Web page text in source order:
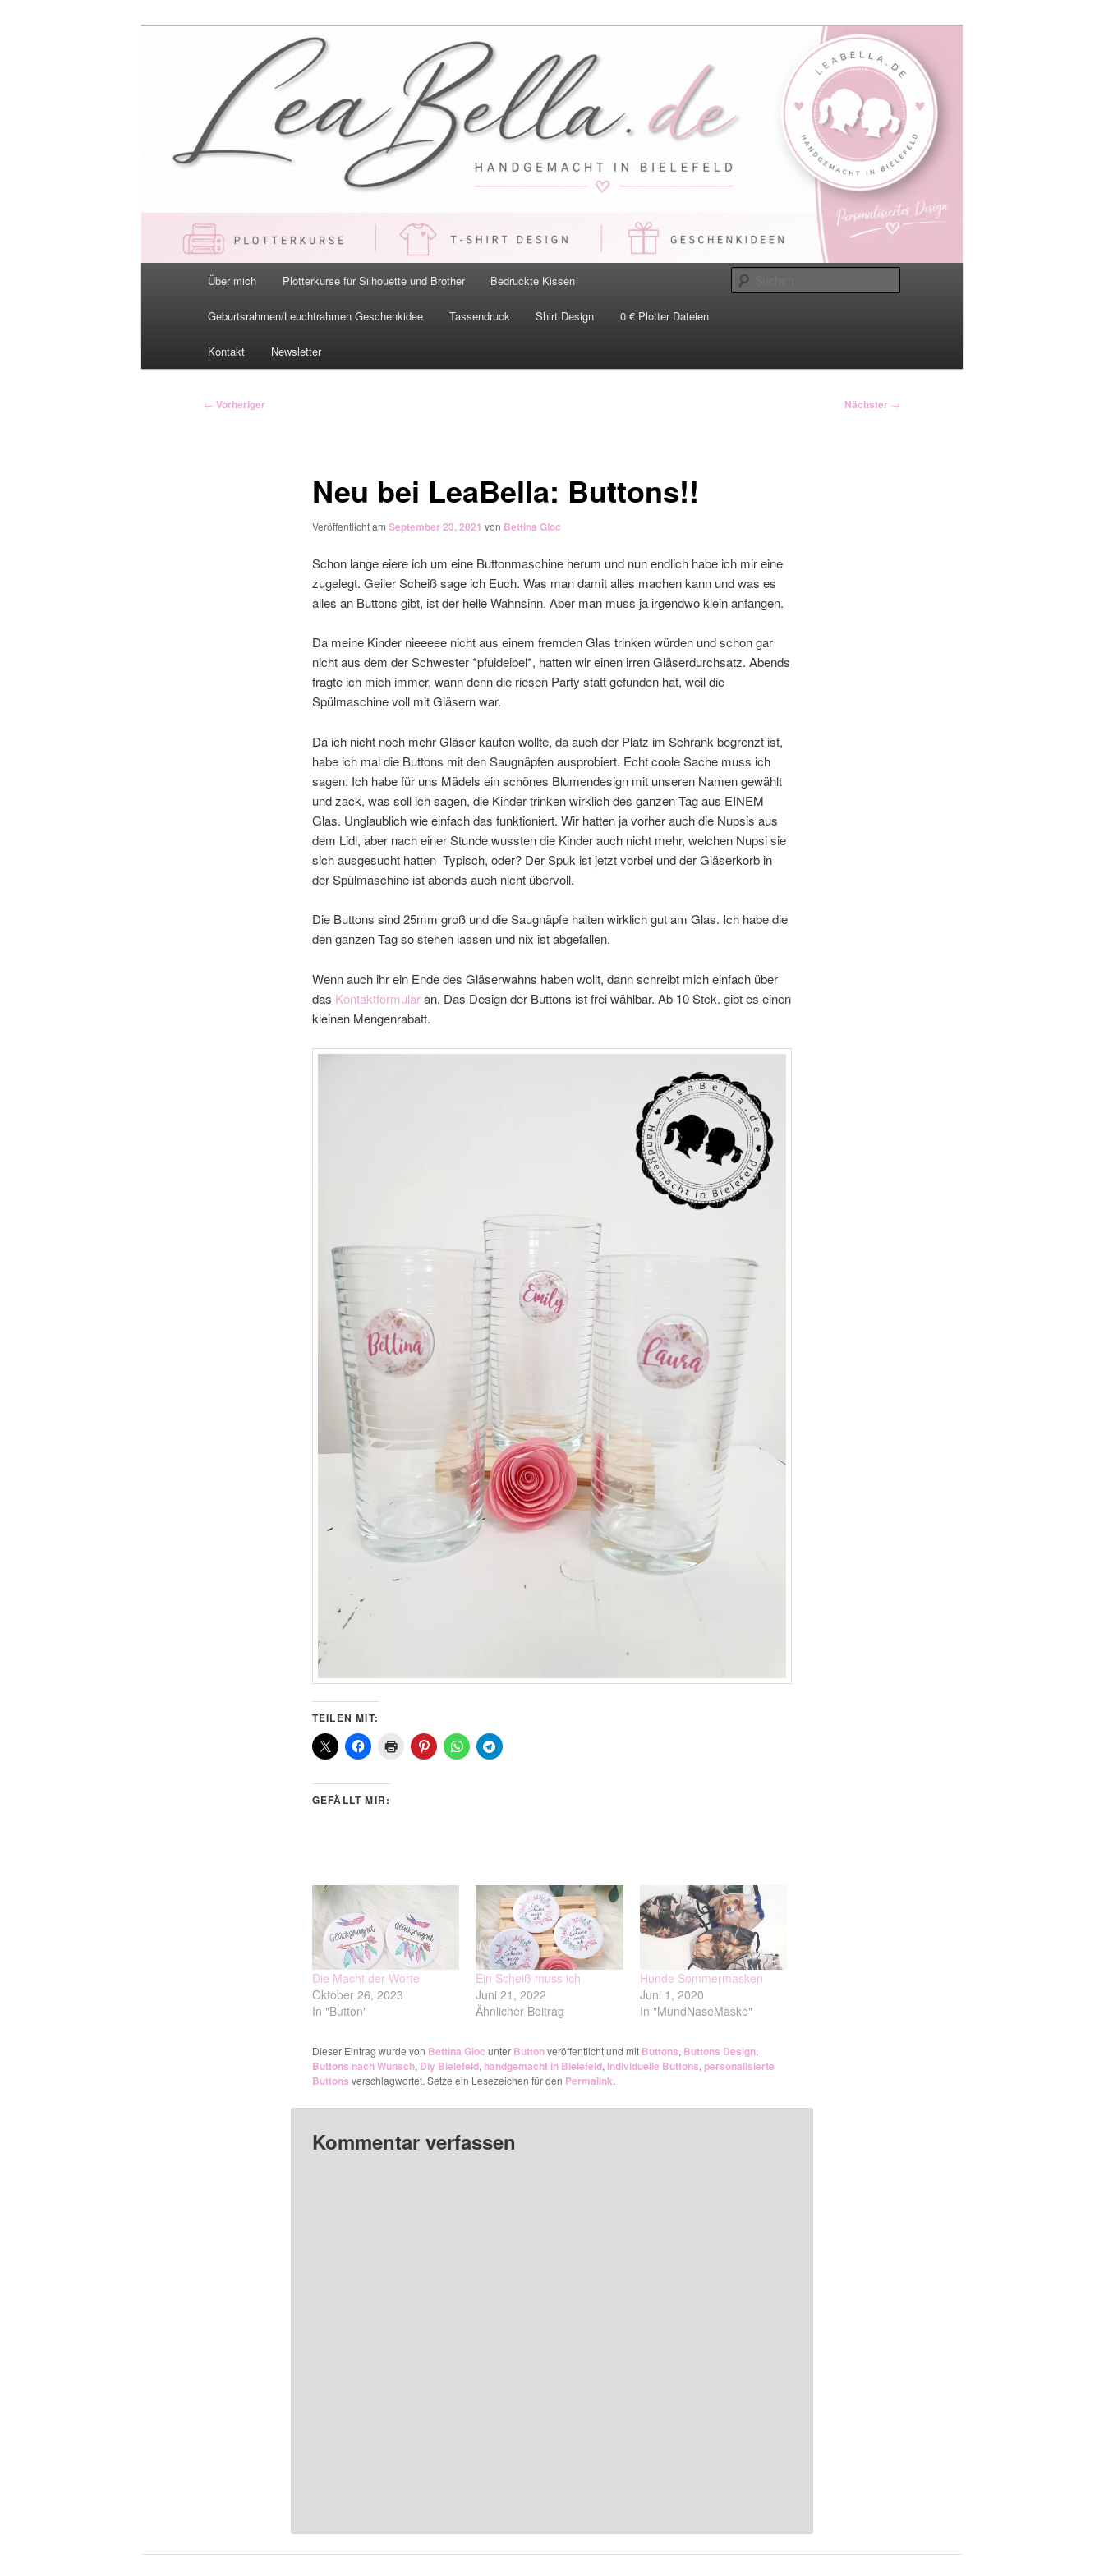
LeaBella.de – Handgemacht in Bielefeld
Über mich Plotterkurse für Silhouette und Brother Bedruckte Kissen
Geburtsrahmen/Leuchtrahmen Geschenkidee Tassendruck Shirt Design 0 € Plotter Dateien
Kontakt Newsletter
Beitragsnavigation
← Vorheriger Nächster →
Neu bei LeaBella: Buttons!!
Veröffentlicht am September 23, 2021 von Bettina Gloc
Schon lange eiere ich um eine Buttonmaschine herum und nun endlich habe ich mir eine
zugelegt. Geiler Scheiß sage ich Euch. Was man damit alles machen kann und was es
alles an Buttons gibt, ist der helle Wahnsinn. Aber man muss ja irgendwo klein anfangen.
Da meine Kinder nieeeee nicht aus einem fremden Glas trinken würden und schon gar
nicht aus dem der Schwester *pfuideibel*, hatten wir einen irren Gläserdurchsatz. Abends
fragte ich mich immer, wann denn die riesen Party statt gefunden hat, weil die
Spülmaschine voll mit Gläsern war.
Da ich nicht noch mehr Gläser kaufen wollte, da auch der Platz im Schrank begrenzt ist,
habe ich mal die Buttons mit den Saugnäpfen ausprobiert. Echt coole Sache muss ich
sagen. Ich habe für uns Mädels ein schönes Blumendesign mit unseren Namen gewählt
und zack, was soll ich sagen, die Kinder trinken wirklich des ganzen Tag aus EINEM
Glas. Unglaublich wie einfach das funktioniert. Wir hatten ja vorher auch die Nupsis aus
dem Lidl, aber nach einer Stunde wussten die Kinder auch nicht mehr, welchen Nupsi sie
sich ausgesucht hatten Typisch, oder? Der Spuk ist jetzt vorbei und der Gläserkorb in
der Spülmaschine ist abends auch nicht übervoll.
Die Buttons sind 25mm groß und die Saugnäpfe halten wirklich gut am Glas. Ich habe die
den ganzen Tag so stehen lassen und nix ist abgefallen.
Wenn auch ihr ein Ende des Gläserwahns haben wollt, dann schreibt mich einfach über
das Kontaktformularan. Das Design der Buttons ist frei wählbar. Ab 10 Stck. gibt es einen
kleinen Mengenrabatt.
TEILEN MIT:
GEFÄLLT MIR:
Die Macht der Worte
Oktober 26, 2023
In "Button"
Ein Scheiß muss ich
Juni 21, 2022
Ähnlicher Beitrag
Hunde Sommermasken
Juni 1, 2020
In "MundNaseMaske"
Dieser Eintrag wurde von Bettina Gloc unter Buttonveröffentlicht und mit Buttons, Buttons Design,
Buttons nach Wunsch, Diy Bielefeld, handgemacht in Bielefeld, Individuelle Buttons, personalisierte
Buttons verschlagwortet. Setze ein Lesezeichen für den Permalink.
Kommentar verfassen